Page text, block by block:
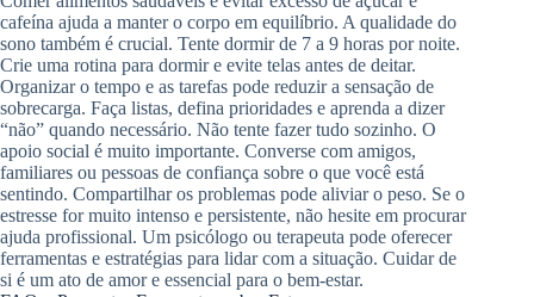
cafeína ajuda a manter o corpo em equilíbrio. A qualidade do
sono também é crucial. Tente dormir de 7 a 9 horas por noite.
Crie uma rotina para dormir e evite telas antes de deitar.
Organizar o tempo e as tarefas pode reduzir a sensação de
sobrecarga. Faça listas, defina prioridades e aprenda a dizer
“não” quando necessário. Não tente fazer tudo sozinho. O
apoio social é muito importante. Converse com amigos,
familiares ou pessoas de confiança sobre o que você está
sentindo. Compartilhar os problemas pode aliviar o peso. Se o
estresse for muito intenso e persistente, não hesite em procurar
ajuda profissional. Um psicólogo ou terapeuta pode oferecer
ferramentas e estratégias para lidar com a situação. Cuidar de
si é um ato de amor e essencial para o bem-estar.